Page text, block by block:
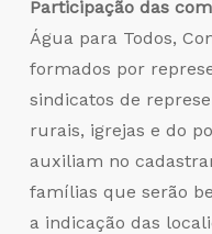
Participação das
Água para Todos,
formados por
sindicatos de
rurais, igrejas e do
auxiliam no
famílias que serão
a indicação das